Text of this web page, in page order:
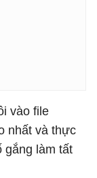
vào file
nhất và thực
gắng làm tất